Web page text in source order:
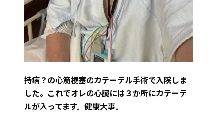
持病？の心筋梗塞のカテーテル手術で入院しま
した。これでオレの心臓には３か所にカテーテ
ルが入ってます。健康大事。